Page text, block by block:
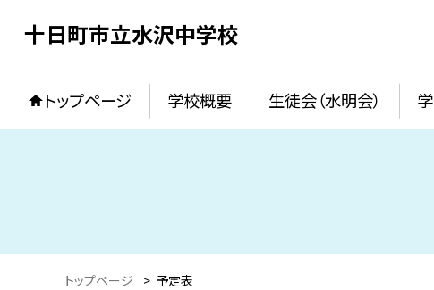
十日町市立水沢中学校
トップページ 学校概要 生徒会（水明会）
トップページ > 予定表